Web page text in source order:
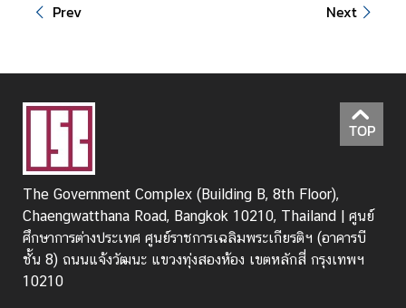
Prev Next
TOP
The Government Complex (Building B, 8th Floor),
Chaengwatthana Road, Bangkok 10210, Thailand | ศูนย์
ศึกษาการต่างประเทศ ศูนย์ราชการเฉลิมพระเกียรติฯ (อาคารบี
ชั้น 8) ถนนแจ้งวัฒนะ แขวงทุ่งสองห้อง เขตหลักสี่ กรุงเทพฯ
10210